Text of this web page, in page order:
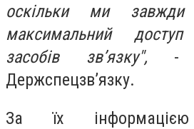
оскільки ми завжди
максимальний
засобів зв’язку", -
Держспецзв’язку.
За їх інформацією